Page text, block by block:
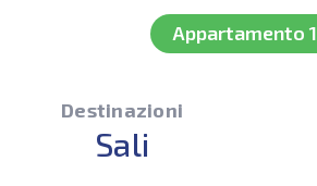
Appartamento 1
Destinazioni
Sali